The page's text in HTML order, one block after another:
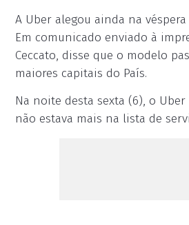
A Uber alegou ainda na
Em comunicado enviado à
Ceccato, disse que o modelo
maiores capitais do País.
Na noite desta sexta (6), o
não estava mais na lista de